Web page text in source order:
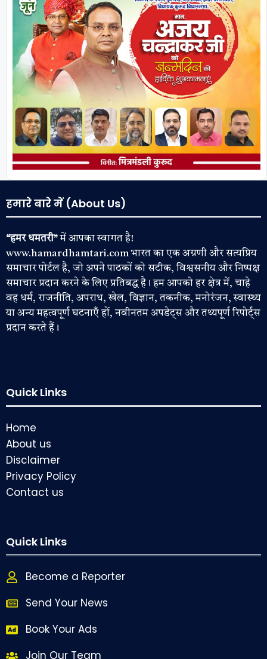
हमारे बारे में (About Us)
“हमर धमतरी”में आपका स्वागत है!
www.hamardhamtari.com भारत का एक अग्रणी और सत्यप्रिय
समाचार पोर्टल है, जो अपने पाठकों को सटीक, विश्वसनीय और निष्पक्ष
समाचार प्रदान करने के लिए प्रतिबद्ध है। हम आपको हर क्षेत्र में, चाहे
वह धर्म, राजनीति, अपराध, खेल, विज्ञान, तकनीक, मनोरंजन, स्वास्थ्य
या अन्य महत्वपूर्ण घटनाएँ हों, नवीनतम अपडेट्स और तथ्यपूर्ण रिपोर्ट्स
प्रदान करते हैं।
Quick Links
Home
About us
Disclaimer
Privacy Policy
Contact us
Quick Links
Become a Reporter
Send Your News
Book Your Ads
Join Our Team